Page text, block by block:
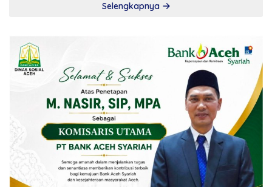
Selengkapnya